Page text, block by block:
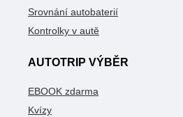
Srovnání autobaterií
Kontrolky v autě
AUTOTRIP VÝBĚR
EBOOK zdarma
Kvízy